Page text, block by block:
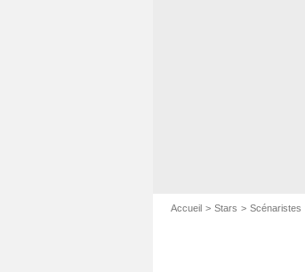
Accueil Stars Scénaristes